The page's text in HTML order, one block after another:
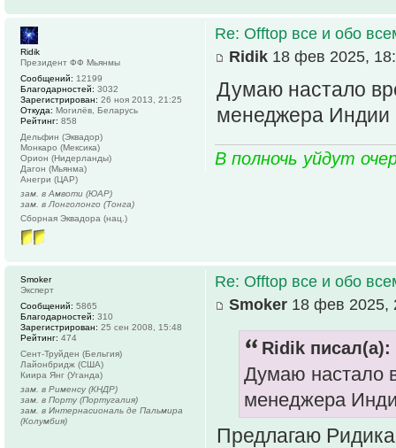
Re: Offtop все и обо
Ridik 18 фев 2025,
Думаю настало
менеджера Индии
В полночь уйдут
Ridik
Президент ФФ Мьянмы
Сообщений: 12199
Благодарностей: 3032
Зарегистрирован: 26 ноя 2013, 21:25
Откуда: Могилёв, Беларусь
Рейтинг: 858
Дельфин (Эквадор)
Монкаро (Мексика)
Орион (Нидерланды)
Дагон (Мьянма)
Анегри (ЦАР)
зам. в Амвоти (ЮАР)
зам. в Лонголонго (Тонга)
Сборная Эквадора (нац.)
Re: Offtop все и обо
Smoker 18 фев 2025,
Ridik писал(а):
Думаю настало
менеджера
Предлагаю
Smoker
Эксперт
Сообщений: 5865
Благодарностей: 310
Зарегистрирован: 25 сен 2008, 15:48
Рейтинг: 474
Сент-Труйден (Бельгия)
Лайонбридж (США)
Киира Янг (Уганда)
зам. в Рименсу (КНДР)
зам. в Порту (Португалия)
зам. в Интернасиональ де Пальмира
(Колумбия)